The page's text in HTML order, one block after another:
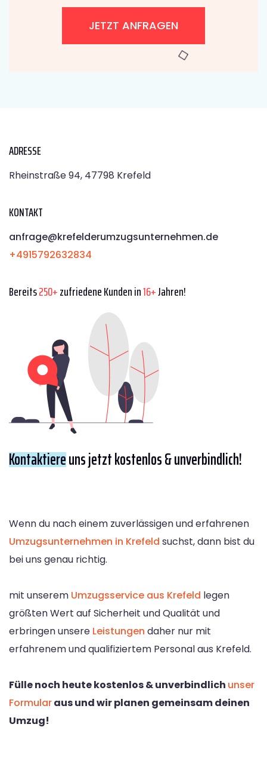
JETZT ANFRAGEN
ADRESSE
Rheinstraße 94, 47798 Krefeld
KONTAKT
anfrage@krefelderumzugsunternehmen.de
+4915792632834
Bereits250+zufriedene Kunden in16+Jahren!
Kontaktiereuns jetzt kostenlos & unverbindlich!
Wenn du nach einem zuverlässigen und erfahrenen
Umzugsunternehmen in Krefeld suchst, dann bist du
bei uns genau richtig.
mit unserem Umzugsservice aus Krefeld legen
größten Wert auf Sicherheit und Qualität und
erbringen unsere Leistungen daher nur mit
erfahrenem und qualifiziertem Personal aus Krefeld.
Fülle noch heute kostenlos & unverbindlich unser
Formularaus und wir planen gemeinsam deinen
Umzug!